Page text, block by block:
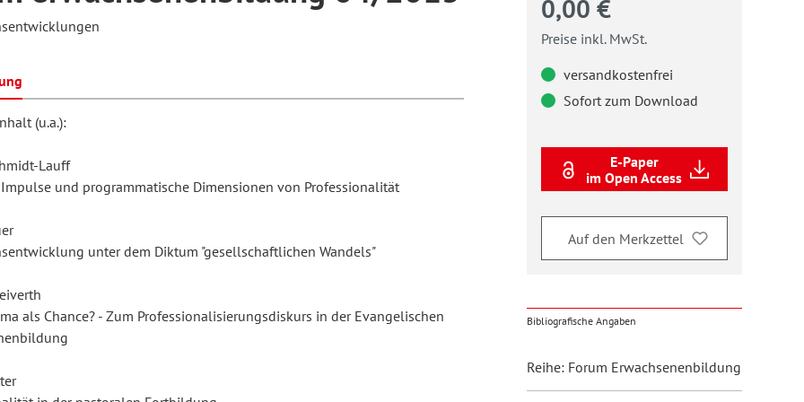
(u.a.):
Lauff
und programmatische Dimensionen von Professionalität
unter dem Diktum "gesellschaftlichen Wandels"
als Chance? - Zum Professionalisierungsdiskurs in der Evangelischen
0,00 €
Preise inkl. MwSt.
versandkostenfrei
Sofort zum Download
E-Paper
im Open Access
Auf den Merkzettel
Bibliografische Angaben
Reihe: Forum Erwachsenenbildung